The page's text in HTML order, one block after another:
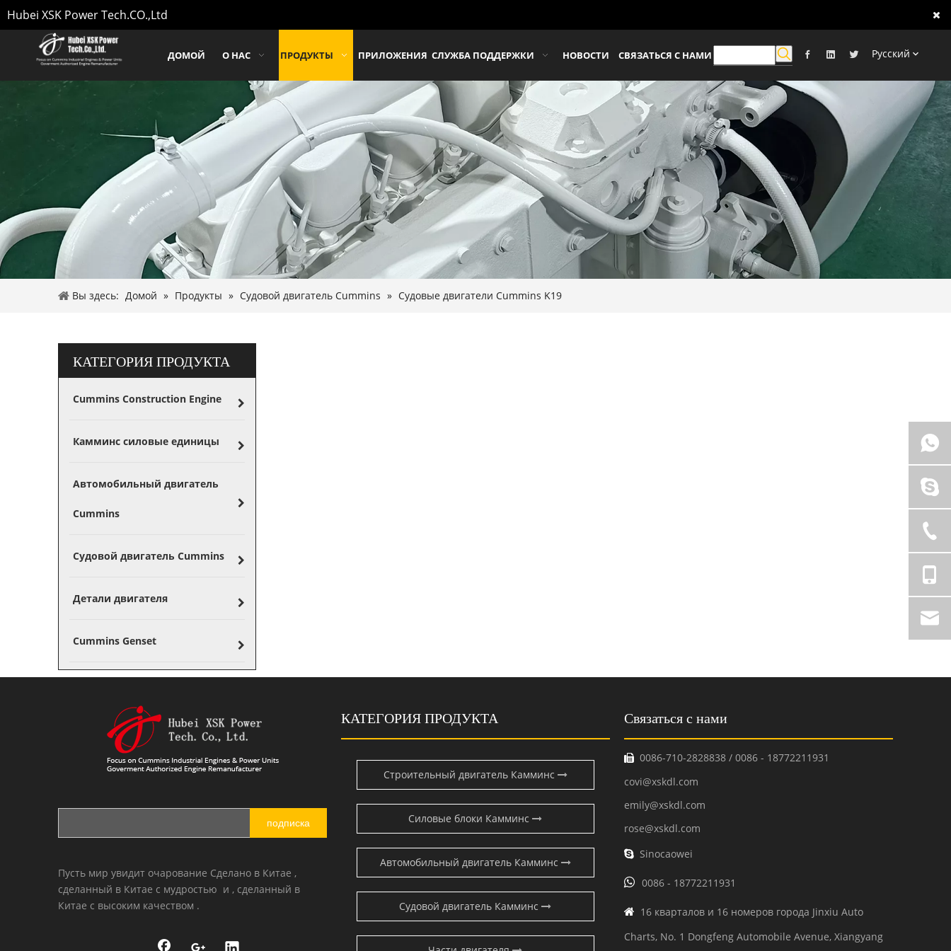
Hubei XSK Power Tech.CO.,Ltd
ДОМОЙ О НАС ПРОДУКТЫ ПРИЛОЖЕНИЯ СЛУЖБА ПОДДЕРЖКИ НОВОСТИ СВЯЗАТЬСЯ С НАМИ Pусский
Вы здесь: Домой » Продукты » Судовой двигатель Cummins » Судовые двигатели Cummins K19
КАТЕГОРИЯ ПРОДУКТА
Cummins Construction Engine
Камминс силовые единицы
Автомобильный двигатель
Cummins
Судовой двигатель Cummins
Детали двигателя
Cummins Genset
подписка
Пусть мир увидит очарование Сделано в Китае ,
сделанный в Китае с мудростью и , сделанный в
Китае с высоким качеством .
КАТЕГОРИЯ ПРОДУКТА
Строительный двигатель Камминс
Силовые блоки Камминс
Автомобильный двигатель Камминс
Судовой двигатель Камминс
Связаться с нами
 0086-710-2828838 / 0086 - 18772211931
covi@xskdl.com
emily@xskdl.com
rose@xskdl.com
 Sinocaowei
 0086 - 18772211931
 16 кварталов и 16 номеров города Jinxiu Auto
Charts, No. 1 Dongfeng Automobile Avenue, Xiangyang